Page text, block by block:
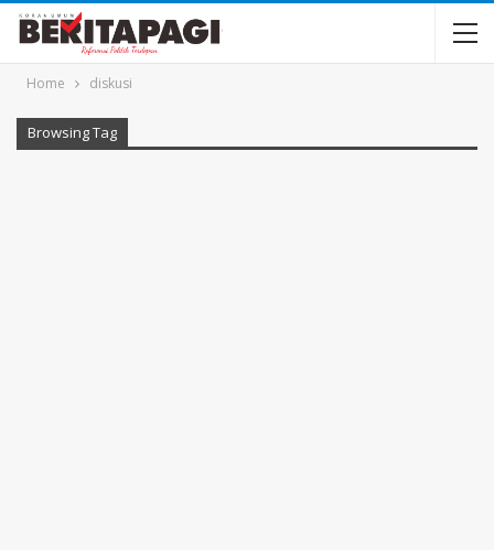
Home diskusi
Browsing Tag